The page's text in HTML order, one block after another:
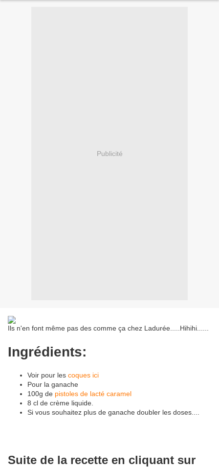
Publicité
Ils n'en font même pas des comme ça chez Ladurée.....Hihihi......
Ingrédients:
Voir pour les coques ici
Pour la ganache
100g de pistoles de lacté caramel
8 cl de crème liquide.
Si vous souhaitez plus de ganache doubler les doses....
Suite de la recette en cliquant sur